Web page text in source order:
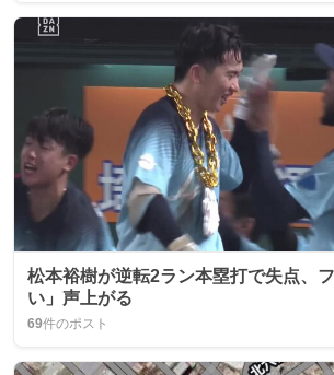
松本裕樹が逆転2ラン本塁打で失点、
い」声上がる
69件のポスト